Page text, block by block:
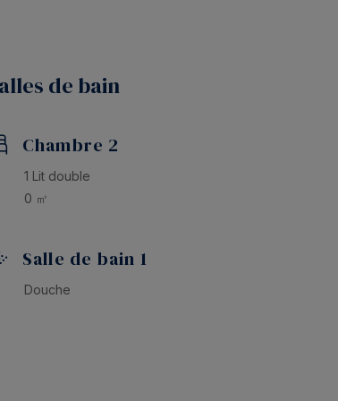
confortables et pleines de charme sur
de bain
Chambre 2
1 Lit double
0 ㎡
Salle de bain 1
Douche